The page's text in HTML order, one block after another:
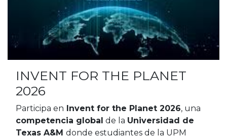
INVENT FOR THE PLANET
2026
Participa en Invent for the Planet 2026, una
competencia global de la Universidad de
Texas A&M donde estudiantes de la UPM